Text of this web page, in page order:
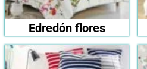
Edredón flores